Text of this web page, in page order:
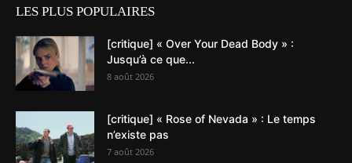
LES PLUS POPULAIRES
[critique] « Over Your Dead Body » :
Jusqu’à ce que...
8 août 2026
[critique] « Rose of Nevada » : Le temps
n’existe pas
7 août 2026